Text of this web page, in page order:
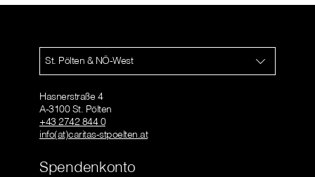
St. Pölten & NÖ-West
Hasnerstraße 4
A-3100 St. Pölten
+43 2742 844 0
info(at)caritas-stpoelten.at
Spendenkonto